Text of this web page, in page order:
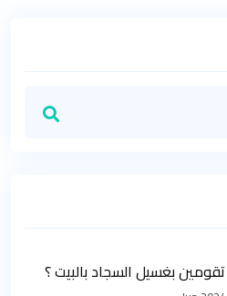
بغسيل السجاد بالبيت ؟